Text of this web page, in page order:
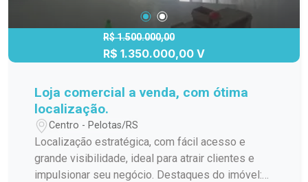
para mais informações e agende uma visita para
conhecer pessoalmente este prédio comercial
R$ 1.500.000,00
R$ 1.350.000,00 V
Loja comercial a venda, com ótima
localização.
Centro - Pelotas/RS
Localização estratégica, com fácil acesso e
grande visibilidade, ideal para atrair clientes e
impulsionar seu negócio. Destaques do imóvel: